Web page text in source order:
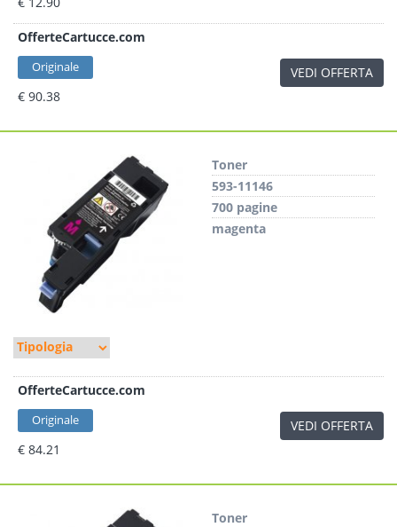
OfferteCartucce.com
Originale
€ 90.38
VEDI OFFERTA
Toner
593-11146
700 pagine
magenta
OfferteCartucce.com
Originale
€ 84.21
VEDI OFFERTA
Toner